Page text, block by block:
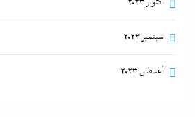
سبتمبر 2023
أغسطس 2023